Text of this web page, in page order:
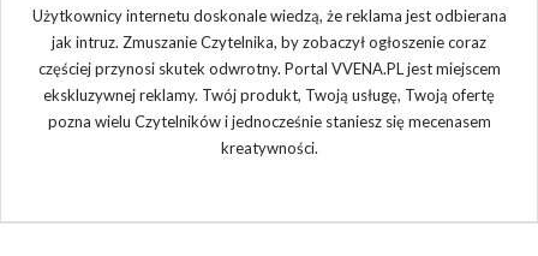
Użytkownicy internetu doskonale wiedzą, że reklama jest odbierana
jak intruz. Zmuszanie Czytelnika, by zobaczył ogłoszenie coraz
częściej przynosi skutek odwrotny. Portal VVENA.PL jest miejscem
ekskluzywnej reklamy. Twój produkt, Twoją usługę, Twoją ofertę
pozna wielu Czytelników i jednocześnie staniesz się mecenasem
kreatywności.